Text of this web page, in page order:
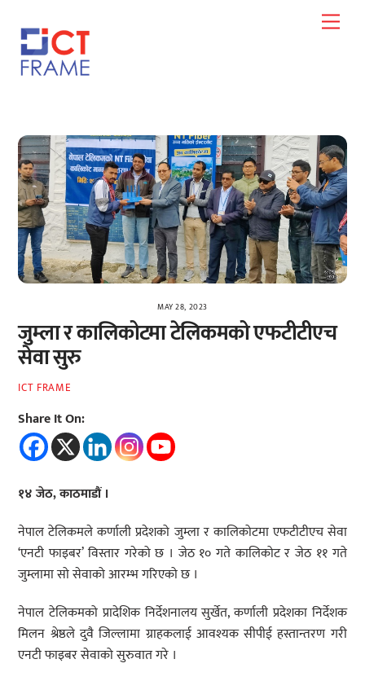
content
MAY 28, 2023
जुम्ला र कालिकोटमा टेलिकमको एफटीटीएच
सेवा सुरु
ICT FRAME
Share It On:
१४ जेठ, काठमाडौं ।
नेपाल टेलिकमले कर्णाली प्रदेशको जुम्ला र कालिकोटमा एफटीटीएच सेवा
‘एनटी फाइबर’ विस्तार गरेको छ । जेठ १० गते कालिकोट र जेठ ११ गते
जुम्लामा सो सेवाको आरम्भ गरिएको छ ।
नेपाल टेलिकमको प्रादेशिक निर्देशनालय सुर्खेत, कर्णाली प्रदेशका निर्देशक
मिलन श्रेष्ठले दुवै जिल्लामा ग्राहकलाई आवश्यक सीपीई हस्तान्तरण गरी
एनटी फाइबर सेवाको सुरुवात गरे ।